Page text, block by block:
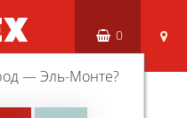
—Эль-Монте?
0